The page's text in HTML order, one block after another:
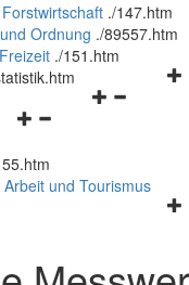
./147.htm
Ordnung ./89557.htm
./151.htm
Navigationsmenü
und
schließenund Tourismus